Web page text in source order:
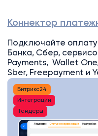
Коннектор
Подключайте
Банка, Сбер,
Payments, Wallet
Sber, Freepayment и
Битрикс24
Интеграции
Тендеры